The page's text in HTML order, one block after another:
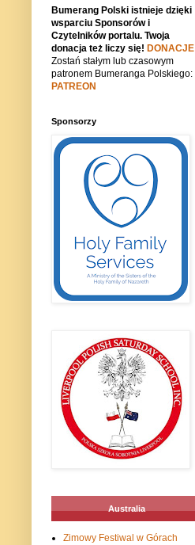
Bumerang Polski istnieje dzięki
wsparciu Sponsorów i
Czytelników portalu. Twoja
donacja też liczy się! DONACJE
Zostań stałym lub czasowym
patronem Bumeranga Polskiego:
PATREON
Sponsorzy
Australia
Zimowy Festiwal w Górach